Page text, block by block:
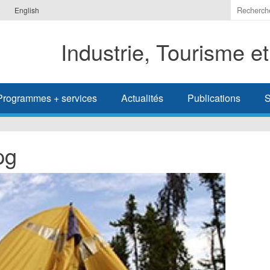
English
Indiquer
les
à
Industrie, Tourisme
+ services Actualités Publications